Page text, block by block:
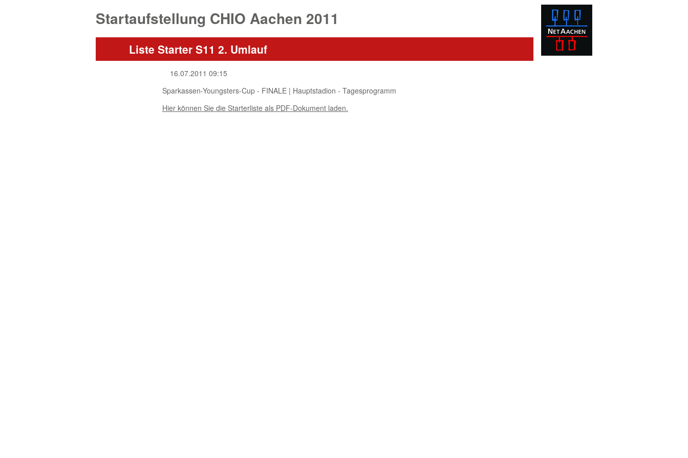
Startaufstellung CHIO Aachen 2011
Liste Starter S11 2. Umlauf
16.07.2011 09:15
Sparkassen-Youngsters-Cup - FINALE | Hauptstadion - Tagesprogramm
Hier können Sie die Starterliste als PDF-Dokument laden.